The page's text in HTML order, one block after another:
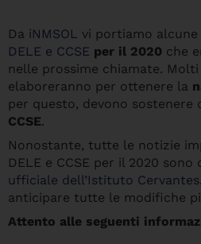
Da iNMSOL vi portiamo alcune
DELE e CCSE per il 2020 che
nelle prossime chiamate.
elaboreranno per ottenere la
per questo, devono sostenere
CCSE.
Nonostante, tutte le notizie
DELE e CCSE per il 2020
ufficiale dell’Istituto Cervantes
anticipare tutte le modifiche
Attento alle seguenti